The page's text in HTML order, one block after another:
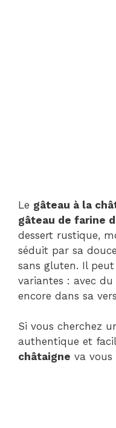
Le gâteau à la
gâteau de farine
dessert rustique,
séduit par sa
sans gluten. Il
variantes : avec
encore dans sa
Si vous cherchez
authentique et
châtaigne va vous